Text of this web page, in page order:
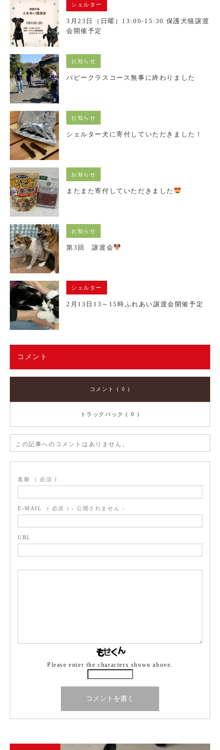
シェルター
3月23日（日曜）13:00-15:30 保護犬猫譲渡
会開催予定
お知らせ
パピークラスコース無事に終わりました
お知らせ
シェルター犬に寄付していただきました！
お知らせ
またまた寄付していただきました
お知らせ
第3回 譲渡会
シェルター
2月13日13～15時ふれあい譲渡会開催予定
コメント
コメント ( 0 )
トラックバック ( 0 )
この記事へのコメントはありません。
名前 ( 必須 )
E-MAIL ( 必須 ) - 公開されません -
URL
Please enter the characters shown above.